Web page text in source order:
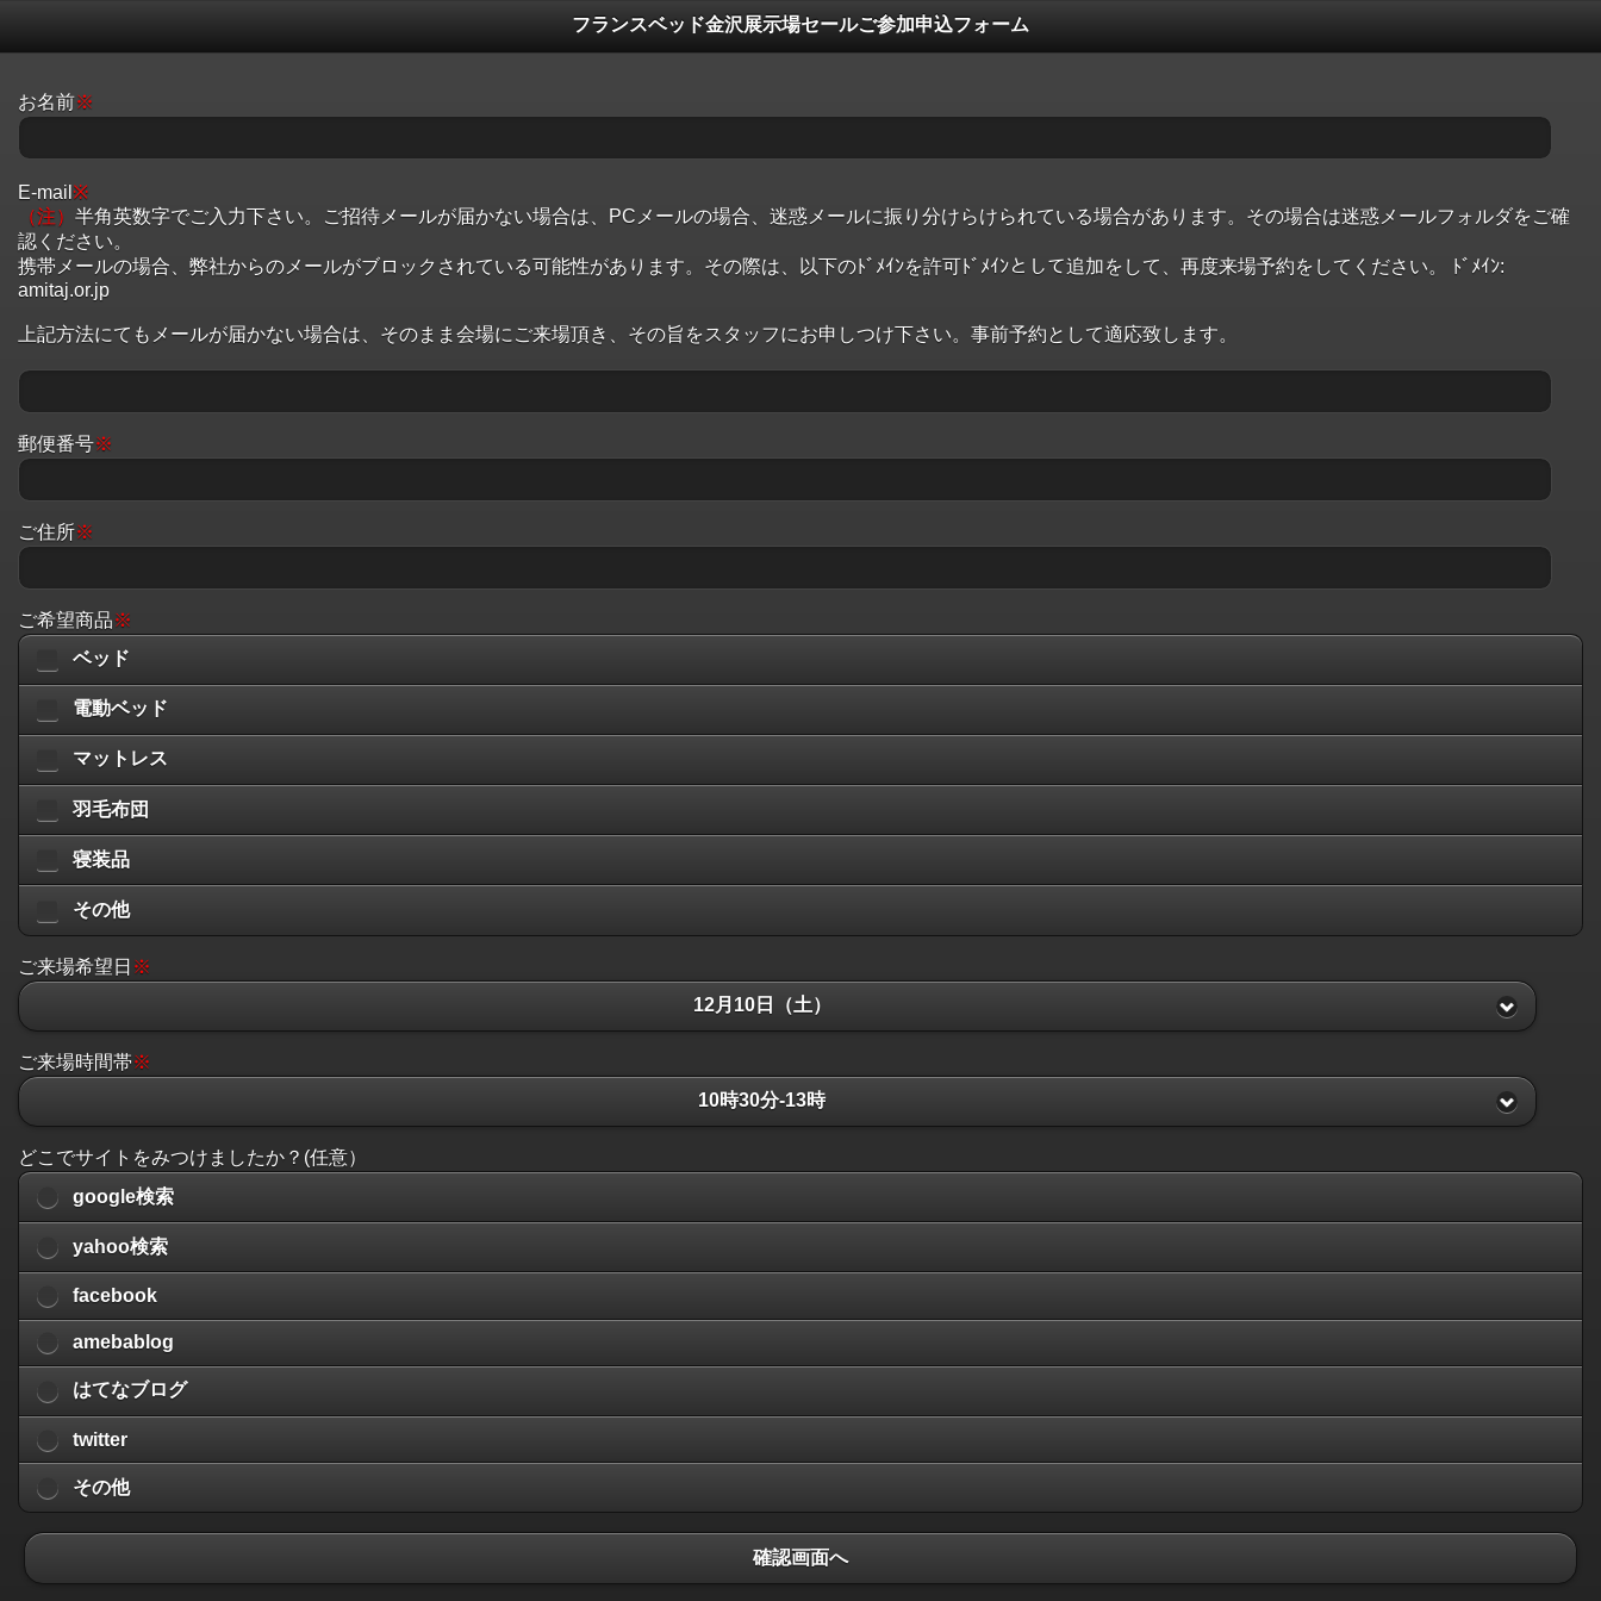
フランスベッド金沢展示場セールご参加申込フォーム
お名前※
E-mail ※
（注） 半角英数字でご入力下さい。ご招待メールが届かない場合は、PCメールの場合、迷惑メールに振り分けらけられている場合があります。その場合は迷惑メールフォルダをご確
認ください。
携帯メールの場合、弊社からのメールがブロックされている可能性があります。その際は、以下のﾄﾞﾒｲﾝを許可ﾄﾞﾒｲﾝとして追加をして、再度来場予約をしてください。 ﾄﾞﾒｲﾝ:
amitaj.or.jp
上記方法にてもメールが届かない場合は、そのまま会場にご来場頂き、その旨をスタッフにお申しつけ下さい。事前予約として適応致します。
郵便番号※
ご住所※
ご希望商品※
ベッド
電動ベッド
マットレス
羽毛布団
寝装品
その他
ご来場希望日 ※
12月10日（土）
ご来場時間帯※
10時30分‐13時
どこでサイトをみつけましたか？(任意）
google検索
yahoo検索
facebook
amebablog
はてなブログ
twitter
その他
確認画面へ